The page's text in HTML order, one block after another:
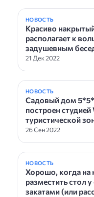
НОВОСТЬ
Красиво
располагает к
задушевным
21 Дек 2022
НОВОСТЬ
Садовый дом
построен студией
туристической
26 Сен 2022
НОВОСТЬ
Хорошо, когда на
разместить стол
закатами (или